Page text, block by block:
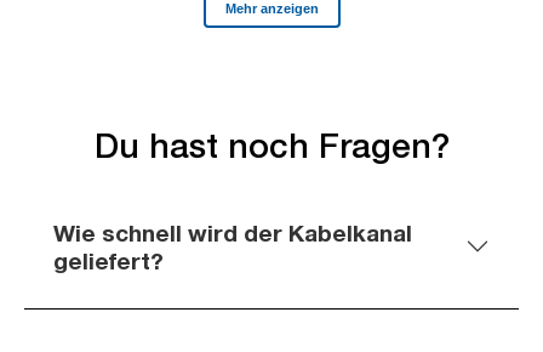
Du hast noch Fragen?
Wie schnell wird der Kabelkanal
geliefert?